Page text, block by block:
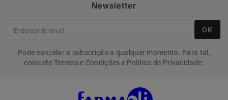
Newsletter
OK
Pode cancelar a subscrição a qualquer momento. Para tal,
consulte Termos e Condições e Política de Privacidade.